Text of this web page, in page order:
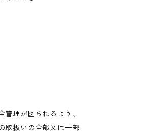
理が図られるよう、
取扱いの全部又は一部